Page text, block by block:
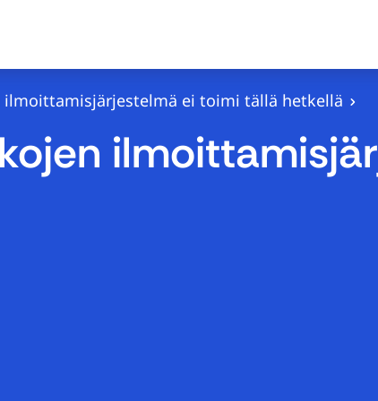
ilmoittamisjärjestelmä ei toimi tällä hetkellä